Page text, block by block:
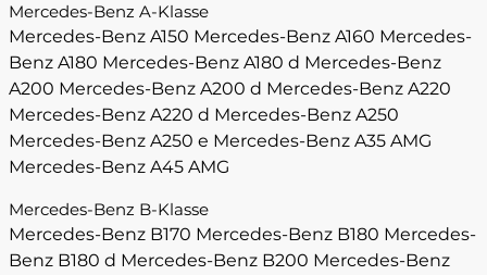
Mercedes-Benz A-Klasse
Mercedes-Benz A150 Mercedes-Benz A160 Mercedes-
Benz A180 Mercedes-Benz A180 d Mercedes-Benz
A200 Mercedes-Benz A200 d Mercedes-Benz A220
Mercedes-Benz A220 d Mercedes-Benz A250
Mercedes-Benz A250 e Mercedes-Benz A35 AMG
Mercedes-Benz A45 AMG
Mercedes-Benz B-Klasse
Mercedes-Benz B170 Mercedes-Benz B180 Mercedes-
Benz B180 d Mercedes-Benz B200 Mercedes-Benz